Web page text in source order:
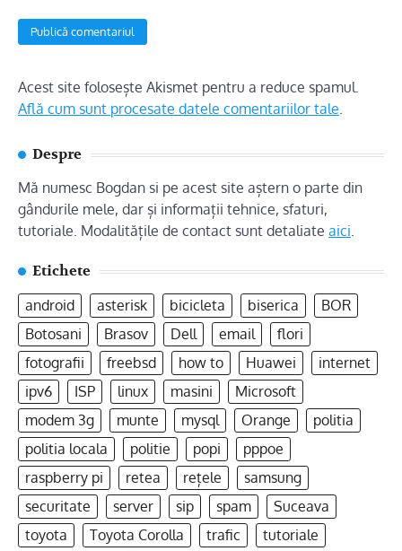
Acest site folosește Akismet pentru a reduce spamul.
Află cum sunt procesate datele comentariilor tale.
Despre
Mă numesc Bogdan si pe acest site aștern o parte din
gândurile mele, dar și informații tehnice, sfaturi,
tutoriale. Modalitățile de contact sunt detaliate aici.
Etichete
android
asterisk bicicleta biserica
BOR
Botosani
Brasov Dell email
flori
fotografii
freebsd how to Huawei
internet
ipv6
ISP linux masini
Microsoft
modem 3g
munte mysql Orange
politia
politia locala
politie popi
pppoe
raspberry pi
retea rețele
samsung
securitate
server sip spam
Suceava
toyota
Toyota Corolla trafic
tutoriale